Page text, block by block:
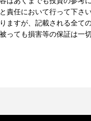
責任において行って下さ
ますが、記載される全て
っても損害等の保証は一